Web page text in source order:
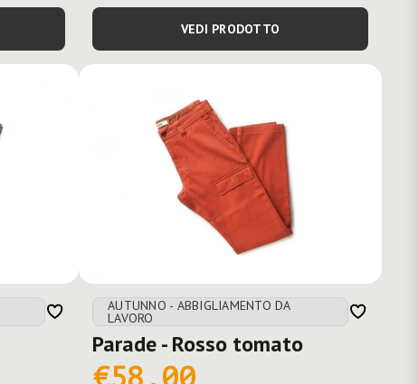
VEDI PRODOTTO
AUTUNNO - ABBIGLIAMENTO DA
LAVORO
Parade - Rosso tomato